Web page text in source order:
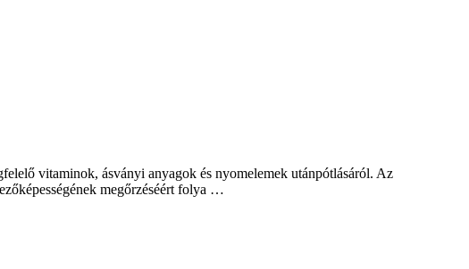
vitaminok, ásványi anyagok és nyomelemek utánpótlásáról. Az
megőrzéséért folya …